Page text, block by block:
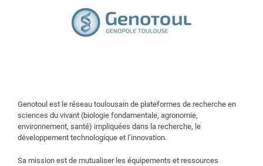
Genotoul est le réseau toulousain de plateformes de recherche en
sciences du vivant (biologie fondamentale, agronomie,
environnement, santé) impliquées dans la recherche, le
développement technologique et l’innovation.
Sa mission est de mutualiser les équipements et ressources